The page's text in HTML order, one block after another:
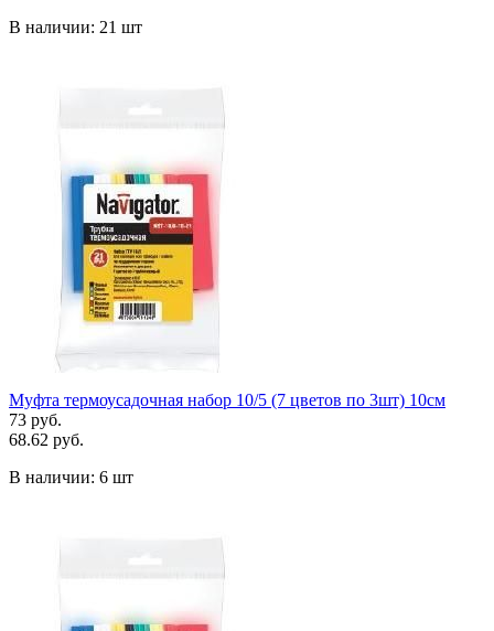
В наличии: 21 шт
Муфта термоусадочная набор 10/5 (7 цветов по 3шт) 10см
73 руб.
68.62 руб.
В наличии: 6 шт